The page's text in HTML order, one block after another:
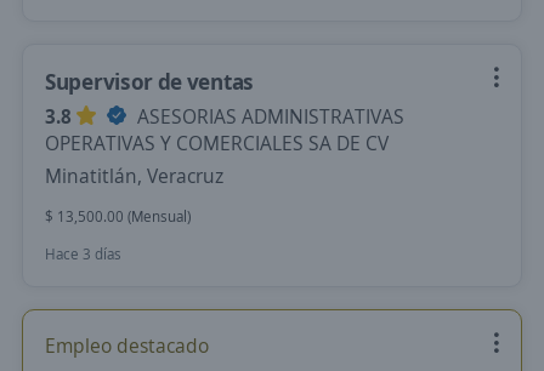
Supervisor de ventas
3.8
ASESORIAS ADMINISTRATIVAS
OPERATIVAS Y COMERCIALES SA DE CV
Minatitlán, Veracruz
$ 13,500.00 (Mensual)
Hace 3 días
Empleo destacado